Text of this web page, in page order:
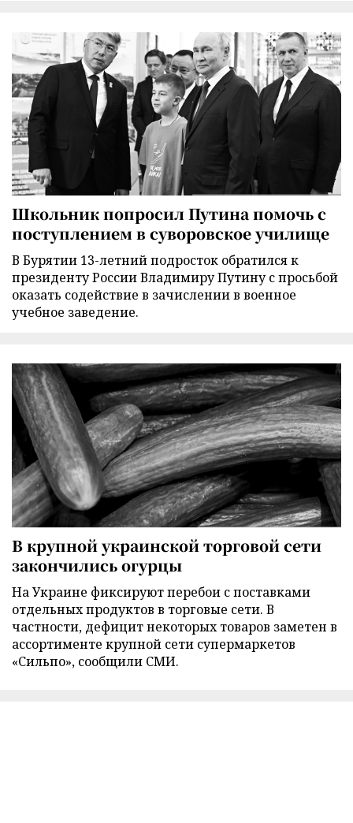
Школьник попросил Путина помочь с
поступлением в суворовское училище
В Бурятии 13-летний подросток обратился к
президенту России Владимиру Путину с просьбой
оказать содействие в зачислении в военное
учебное заведение.
В крупной украинской торговой сети
закончились огурцы
На Украине фиксируют перебои с поставками
отдельных продуктов в торговые сети. В
частности, дефицит некоторых товаров заметен в
ассортименте крупной сети супермаркетов
«Сильпо», сообщили СМИ.